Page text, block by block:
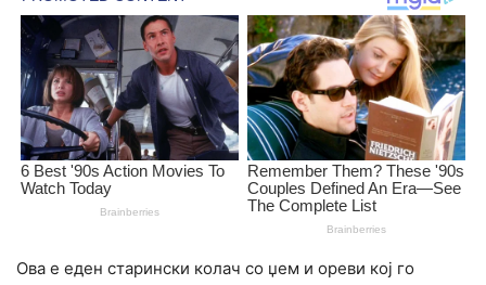
Oва е еден старински колач со џем и ореви кој го